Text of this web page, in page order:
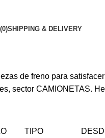
SHIPPING & DELIVERY
de freno para satisfacer
sector CAMIONETAS. He
TIPO